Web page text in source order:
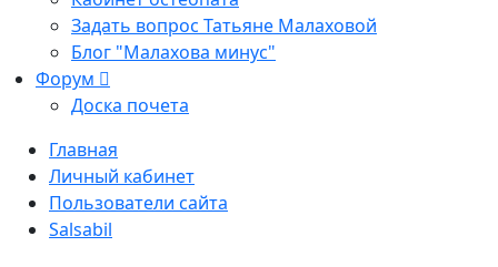
Задать вопрос Татьяне Малаховой
Блог "Малахова минус"
Форум
Доска почета
Главная
Личный кабинет
Пользователи сайта
Salsabil